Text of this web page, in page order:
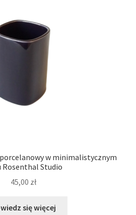
w minimalistycznym
Rosenthal Studio
45,00 zł
się więcej